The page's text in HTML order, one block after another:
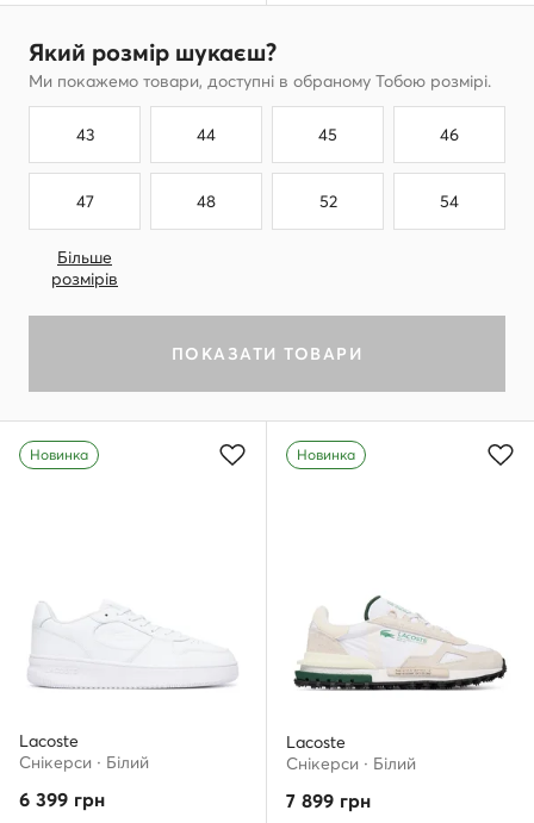
Який розмір шукаєш?
Ми покажемо товари, доступні в обраному Тобою розмірі.
43 44 45 46
47 48 52 54
Більше
розмірів
ПОКАЗАТИ ТОВАРИ
Новинка
Lacoste
Снікерcи · Білий
6 399 грн
Новинка
Lacoste
Снікерcи · Білий
7 899 грн